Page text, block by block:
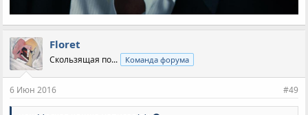
Floret
Скользящая по... Команда форума
6 Июн 2016 #49